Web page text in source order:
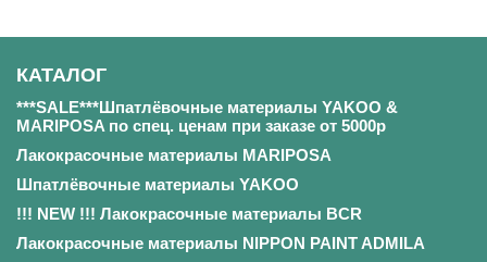
КАТАЛОГ
***SALE***Шпатлёвочные материалы YAKOO &
MARIPOSA по спец. ценам при заказе от 5000р
Лакокрасочные материалы MARIPOSA
Шпатлёвочные материалы YAKOO
!!! NEW !!! Лакокрасочные материалы BCR
Лакокрасочные материалы NIPPON PAINT ADMILA